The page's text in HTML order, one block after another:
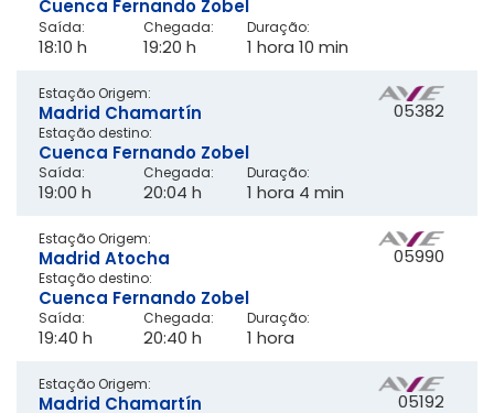
Saída:
18:10 h
Chegada:
19:20 h
Duração:
1 hora 10 min
Cuenca Fernando Zobel
05382
Saída:
19:00 h
Chegada:
20:04 h
Duração:
1 hora 4 min
Estação Origem:
Madrid Chamartín
Estação destino:
Cuenca Fernando Zobel
05990
Saída:
19:40 h
Chegada:
20:40 h
Duração:
1 hora
Estação Origem:
Madrid Atocha
Estação destino:
Cuenca Fernando Zobel
05192
Estação Origem:
Madrid Chamartín